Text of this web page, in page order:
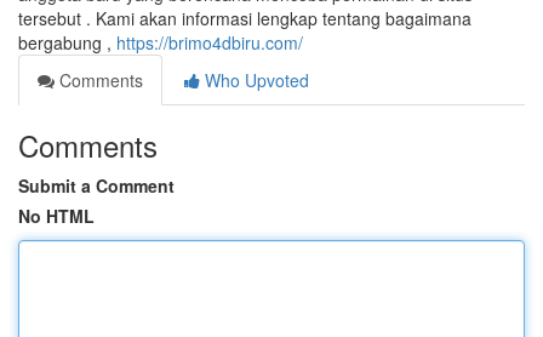
tersebut . Kami akan informasi lengkap tentang bagaimana
bergabung , https://brimo4dbiru.com/
Comments
Who Upvoted
Comments
Submit a Comment
No HTML